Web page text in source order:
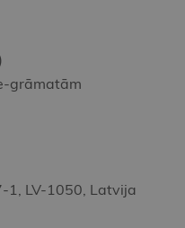
grāmatām
1, LV-1050, Latvija